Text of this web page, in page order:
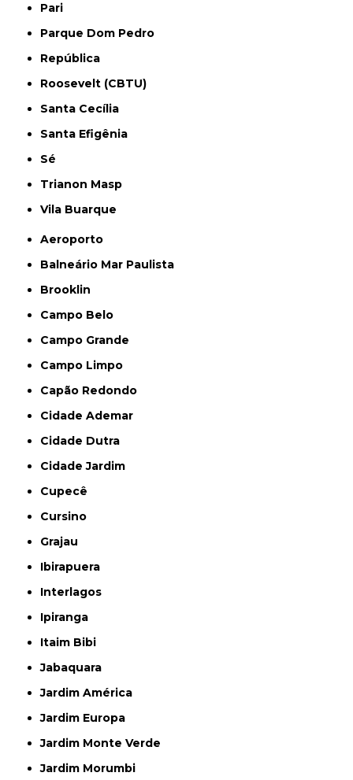
Pari
Parque Dom Pedro
República
Roosevelt (CBTU)
Santa Cecília
Santa Efigênia
Sé
Trianon Masp
Vila Buarque
Aeroporto
Balneário Mar Paulista
Brooklin
Campo Belo
Campo Grande
Campo Limpo
Capão Redondo
Cidade Ademar
Cidade Dutra
Cidade Jardim
Cupecê
Cursino
Grajau
Ibirapuera
Interlagos
Ipiranga
Itaim Bibi
Jabaquara
Jardim América
Jardim Europa
Jardim Monte Verde
Jardim Morumbi